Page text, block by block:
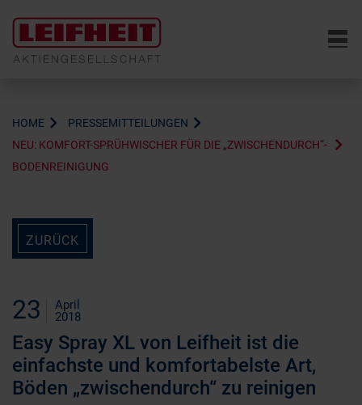
6
HOME
PRESSEMITTEILUNGEN
NEU: KOMFORT-SPRÜHWISCHER FÜR DIE „ZWISCHENDURCH“-
BODENREINIGUNG
ZURÜCK
23
April
2018
Easy Spray XL von Leifheit ist die
einfachste und komfortabelste Art,
Böden „zwischendurch“ zu reinigen